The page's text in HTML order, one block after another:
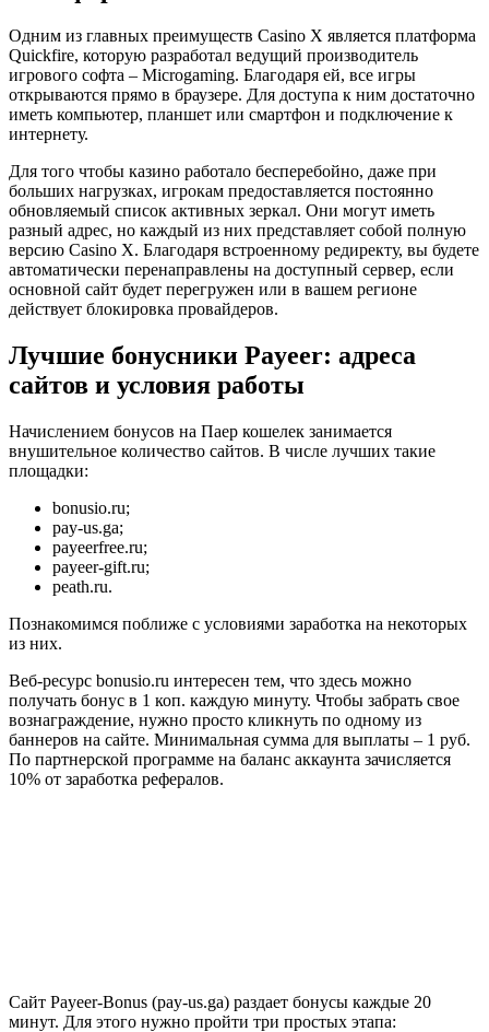
Одним из главных преимуществ Casino X является платформа
Quickfire, которую разработал ведущий производитель
игрового софта – Microgaming. Благодаря ей, все игры
открываются прямо в браузере. Для доступа к ним достаточно
иметь компьютер, планшет или смартфон и подключение к
интернету.
Для того чтобы казино работало бесперебойно, даже при
больших нагрузках, игрокам предоставляется постоянно
обновляемый список активных зеркал. Они могут иметь
разный адрес, но каждый из них представляет собой полную
версию Casino X. Благодаря встроенному редиректу, вы будете
автоматически перенаправлены на доступный сервер, если
основной сайт будет перегружен или в вашем регионе
действует блокировка провайдеров.
Лучшие бонусники Payeer: адреса
сайтов и условия работы
Начислением бонусов на Паер кошелек занимается
внушительное количество сайтов. В числе лучших такие
площадки:
bonusio.ru;
pay-us.ga;
payeerfree.ru;
payeer-gift.ru;
peath.ru.
Познакомимся поближе с условиями заработка на некоторых
из них.
Веб-ресурс bonusio.ru интересен тем, что здесь можно
получать бонус в 1 коп. каждую минуту. Чтобы забрать свое
вознаграждение, нужно просто кликнуть по одному из
баннеров на сайте. Минимальная сумма для выплаты – 1 руб.
По партнерской программе на баланс аккаунта зачисляется
10% от заработка рефералов.
Сайт Payeer-Bonus (pay-us.ga) раздает бонусы каждые 20
минут. Для этого нужно пройти три простых этапа: